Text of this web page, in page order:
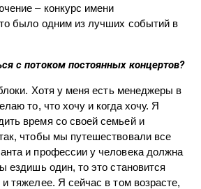
– конкурс имени
было одним из лучших событий в
с потоком постоянных концертов?
Хотя у меня есть менеджеры в
то, что хочу и когда хочу. Я
время со своей семьей и
чтобы мы путешествовали все
и профессии у человека должна
ездишь один, то это становится
тяжелее. Я сейчас в том возрасте,